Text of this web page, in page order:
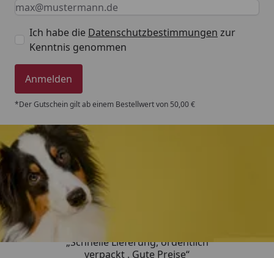
Ich habe die Datenschutzbestimmungen zur
Kenntnis genommen
Anmelden
*Der Gutschein gilt ab einem Bestellwert von 50,00 €
Trusted Shops
„Schnelle Lieferung, ordentlich
verpackt . Gute Preise“